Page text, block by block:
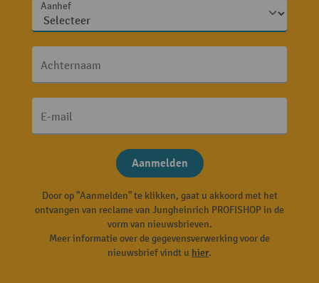
Aanhef
Achternaam
E-mail
Aanmelden
Door op "Aanmelden" te klikken, gaat u akkoord met het
ontvangen van reclame van Jungheinrich PROFISHOP in de
vorm van nieuwsbrieven.
Meer informatie over de gegevensverwerking voor de
nieuwsbrief vindt u hier.